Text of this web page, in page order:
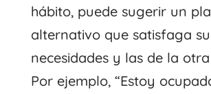
hábito, puede sugerir un
alternativo que satisfaga
necesidades y las de la
Por ejemplo, “Estoy